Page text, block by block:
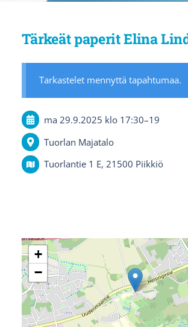
Tärkeät paperit Elina
Tarkastelet mennyttä tapahtumaa.
ma 29.9.2025 klo 17:30–19
Tuorlan Majatalo
Tuorlantie 1 E, 21500 Piikkiö
+
−